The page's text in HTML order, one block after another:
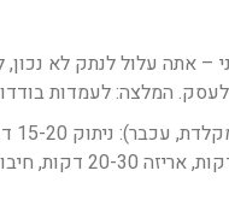
עלול לנתק לא נכון,
לעסק. המלצה: לעמדות